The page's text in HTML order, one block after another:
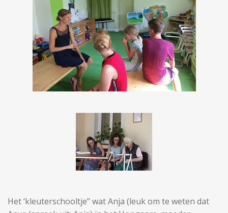
Het ‘kleuterschooltje” wat Anja (leuk om te weten dat